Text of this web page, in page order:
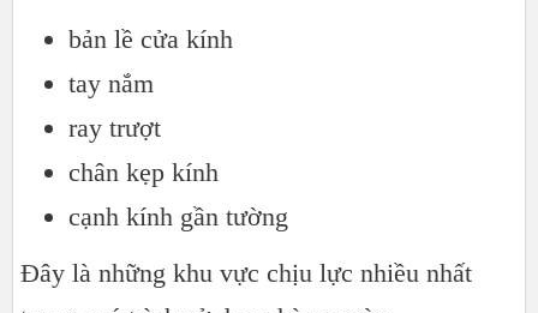
bản lề cửa kính
tay nắm
ray trượt
chân kẹp kính
cạnh kính gần tường
Đây là những khu vực chịu lực nhiều nhất